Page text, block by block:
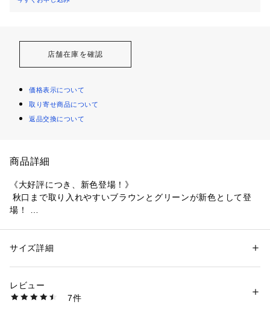
店舗在庫を確認
価格表示について
取り寄せ商品について
返品交換について
商品詳細
《大好評につき、新色登場！》
秋口まで取り入れやすいブラウンとグリーンが新色として登
場！
※既存カラーと同素材・同デザインですが、より軽やかな風合
を感じられる場合がございます。
-------------------------------
性別：レディース
素材：【グレー・シルバー】ポリエステル 58% 綿 42% 【ブラック・オ
ン 18％
生産国：中国
サイズ詳細
レビュー
7件